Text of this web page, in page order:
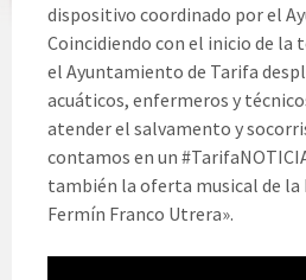
dispositivo coordinado por el
Coincidiendo con el inicio de la
el Ayuntamiento de Tarifa
acuáticos, enfermeros y
atender el salvamento y
contamos en un
también la oferta musical de la
Fermín Franco Utrera».